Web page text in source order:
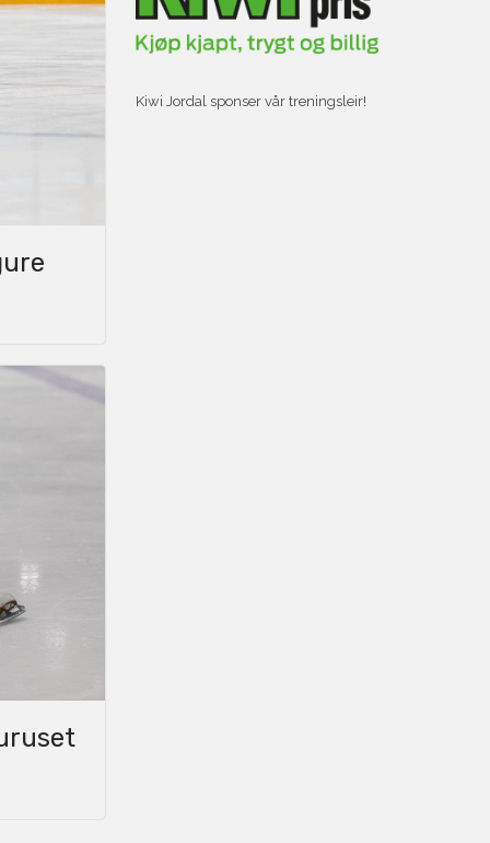
Kiwi Jordal sponser vår treningsleir!